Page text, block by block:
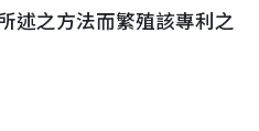
述之方法而繁殖該專利之